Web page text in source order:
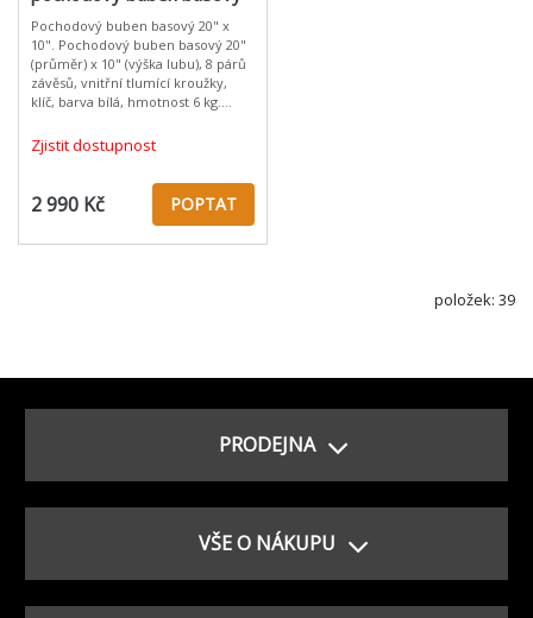
20" x 10"
Pochodový buben basový 20" x
10". Pochodový buben basový 20"
(průměr) x 10" (výška lubu), 8 párů
závěsů, vnitřní tlumící kroužky,
klíč, barva bílá, hmotnost 6 kg.
paličky.: Materiál: přek
Zjistit dostupnost
2 990 Kč POPTAT
položek: 39
PRODEJNA
VŠE O NÁKUPU